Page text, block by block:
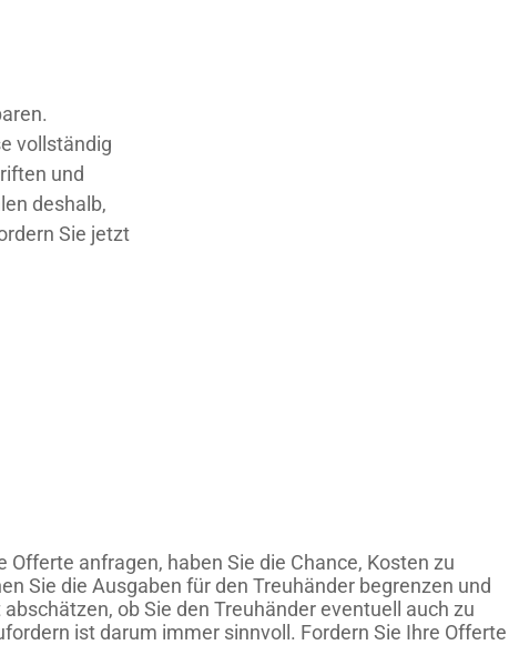
vollständig
und
deshalb,
Sie jetzt
anfragen, haben Sie die Chance, Kosten zu
Sie die Ausgaben für den Treuhänder begrenzen und
ob Sie den Treuhänder eventuell auch zu
ist darum immer sinnvoll. Fordern Sie Ihre Offerte